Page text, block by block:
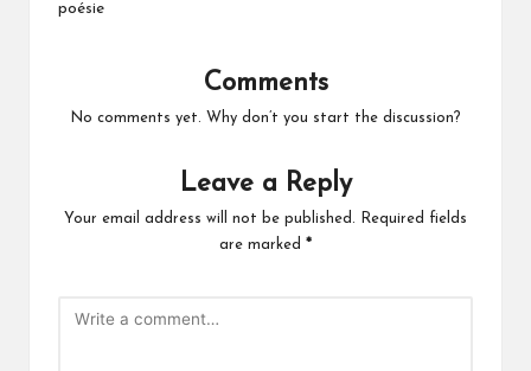
poésie
Comments
No comments yet. Why don’t you start the discussion?
Leave a Reply
Your email address will not be published.
Required fields
are marked *